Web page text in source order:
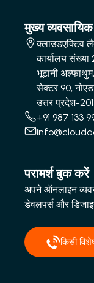
मुख्य व्यवसायिक
क्लाउडएक्टिव
कार्यालय संख्या
भूटानी अल्फाथुम,
सेक्टर 90,
उत्तर प्रदेश-
+91 987 133
परामर्श बुक करें
अपने ऑनलाइन
डेवलपर्स और
किसी